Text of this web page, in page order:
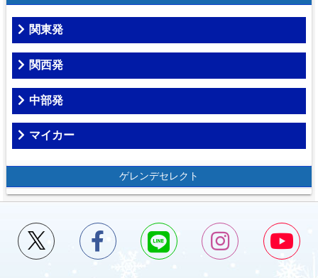
関東発
関西発
中部発
マイカー
ゲレンデセレクト